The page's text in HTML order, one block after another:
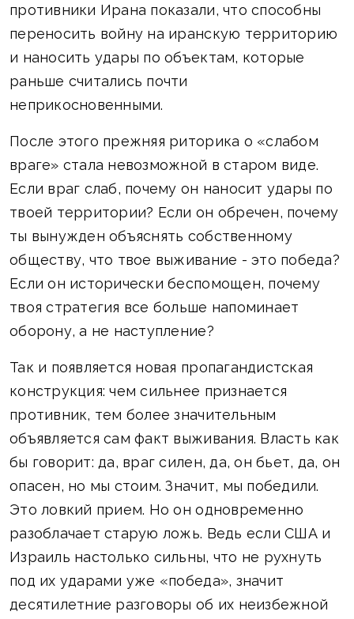
противники Ирана показали, что способны
переносить войну на иранскую территорию
и наносить удары по объектам, которые
раньше считались почти
неприкосновенными.
После этого прежняя риторика о «слабом
враге» стала невозможной в старом виде.
Если враг слаб, почему он наносит удары по
твоей территории? Если он обречен, почему
ты вынужден объяснять собственному
обществу, что твое выживание - это победа?
Если он исторически беспомощен, почему
твоя стратегия все больше напоминает
оборону, а не наступление?
Так и появляется новая пропагандистская
конструкция: чем сильнее признается
противник, тем более значительным
объявляется сам факт выживания. Власть как
бы говорит: да, враг силен, да, он бьет, да, он
опасен, но мы стоим. Значит, мы победили.
Это ловкий прием. Но он одновременно
разоблачает старую ложь. Ведь если США и
Израиль настолько сильны, что не рухнуть
под их ударами уже «победа», значит
десятилетние разговоры об их неизбежной